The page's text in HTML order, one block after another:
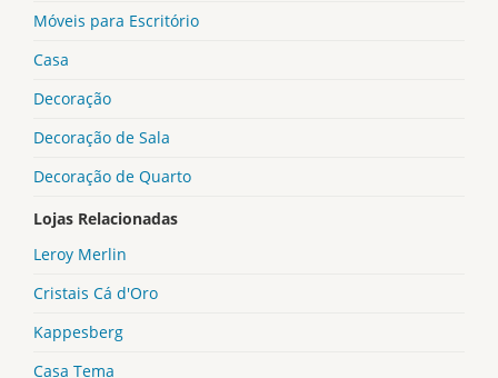
Móveis para Escritório
Casa
Decoração
Decoração de Sala
Decoração de Quarto
Lojas Relacionadas
Leroy Merlin
Cristais Cá d'Oro
Kappesberg
Casa Tema